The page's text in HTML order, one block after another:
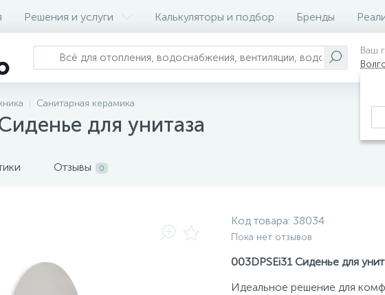
Решения и услуги Калькуляторы и подбор Бренды
Ваш
Санитарная керамика
для унитаза
Отзывы 0
Код товара: 38034
Пока нет отзывов
003DPSEi31 Сиденье для
Идеальное решение для